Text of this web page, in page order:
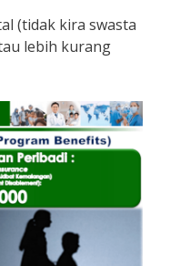
(tidak kira swasta
lebih kurang